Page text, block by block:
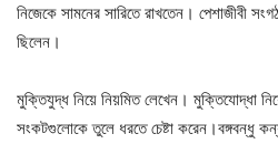
নিজেকে সামনের সারিতে রাখতেন। পেশাজীবী
ছিলেন।
মুক্তিযুদ্ধ নিয়ে নিয়মিত লেখেন। মুক্তিযোদ্ধা
সংকটগুলোকে তুলে ধরতে চেষ্টা করেন।বঙ্গবন্ধু